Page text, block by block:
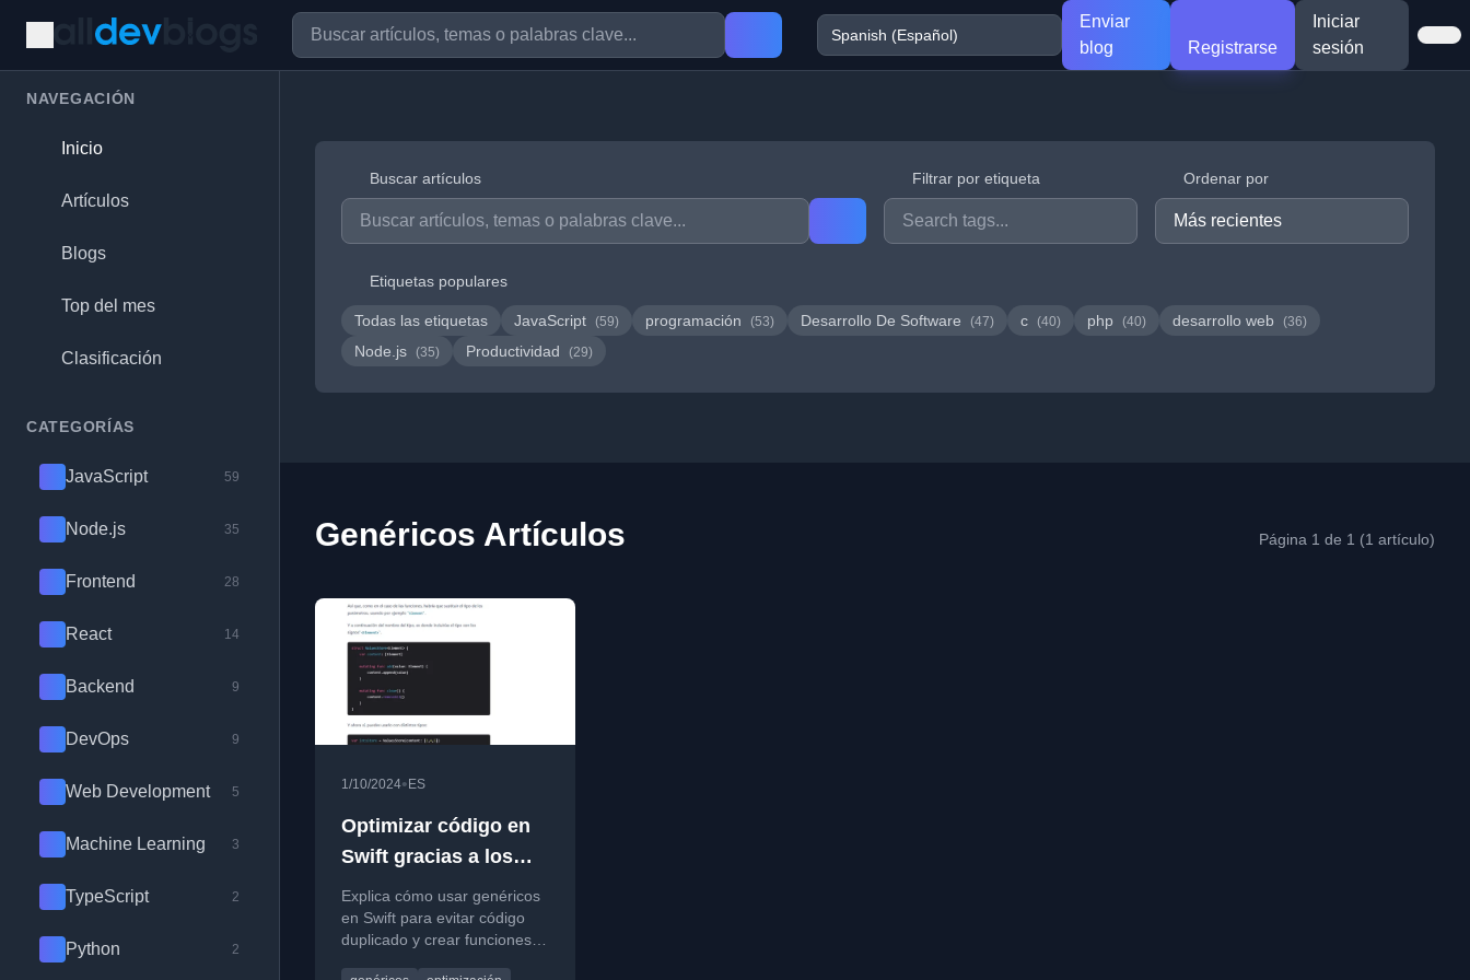
Enviar
blog
Registrarse
Iniciar
sesión
NAVEGACIÓN
Inicio
Artículos
Blogs
Top del mes
Clasificación
CATEGORÍAS
JavaScript 59
Node.js 35
Frontend 28
React 14
Backend 9
DevOps 9
Web Development 5
Machine Learning 3
TypeScript 2
Python 2
Buscar artículos Filtrar por etiqueta Ordenar por
Etiquetas populares
Todas las etiquetas JavaScript (59) programación (53) Desarrollo De Software (47) c (40) php (40) desarrollo web (36)
Node.js (35) Productividad (29)
Genéricos Artículos Página 1 de 1 (1 artículo)
1/10/2024• ES
Optimizar código en
Swift gracias a los
genéricos
Explica cómo usar genéricos
en Swift para evitar código
duplicado y crear funciones y